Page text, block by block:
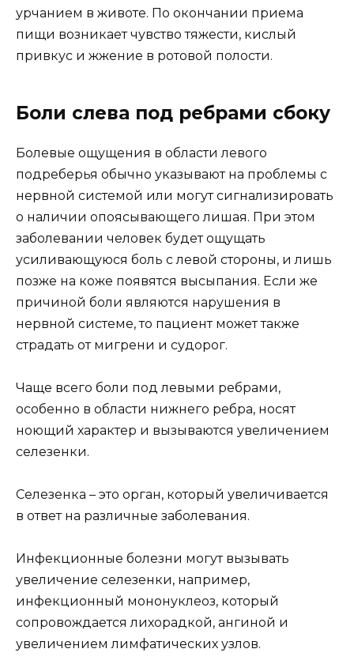
урчанием в животе. По окончании приема
пищи возникает чувство тяжести, кислый
привкус и жжение в ротовой полости.
Боли слева под ребрами сбоку
Болевые ощущения в области левого
подреберья обычно указывают на проблемы с
нервной системой или могут сигнализировать
о наличии опоясывающего лишая. При этом
заболевании человек будет ощущать
усиливающуюся боль с левой стороны, и лишь
позже на коже появятся высыпания. Если же
причиной боли являются нарушения в
нервной системе, то пациент может также
страдать от мигрени и судорог.
Чаще всего боли под левыми ребрами,
особенно в области нижнего ребра, носят
ноющий характер и вызываются увеличением
селезенки.
Селезенка – это орган, который увеличивается
в ответ на различные заболевания.
Инфекционные болезни могут вызывать
увеличение селезенки, например,
инфекционный мононуклеоз, который
сопровождается лихорадкой, ангиной и
увеличением лимфатических узлов.